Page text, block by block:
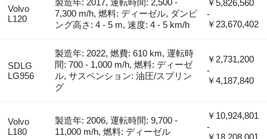
Volvo
L120
製造年: 2017, 運転時間: 2,500 -
7,300 m/h, 燃料: ディーゼル, ダンピ
ング高さ: 4 - 5 m, 速度: 4 - 5 km/h
￥5,826,560
-
￥23,670,402
SDLG
LG956
製造年: 2022, 燃費: 610 km, 運転時
間: 700 - 1,000 m/h, 燃料: ディーゼ
ル, サスペンション: 油圧/スプリン
グ
￥2,731,200
-
￥4,187,840
Volvo
L180
製造年: 2006, 運転時間: 9,700 -
11,000 m/h, 燃料: ディーゼル
￥10,924,801
-